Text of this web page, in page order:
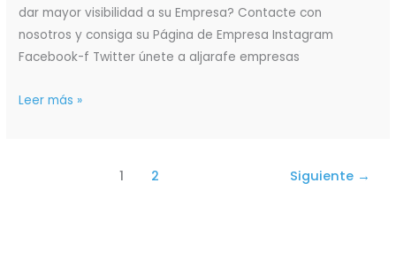
dar mayor visibilidad a su Empresa? Contacte con
nosotros y consiga su Página de Empresa Instagram
Facebook-f Twitter únete a aljarafe empresas
Leer más »
1 2 Siguiente →